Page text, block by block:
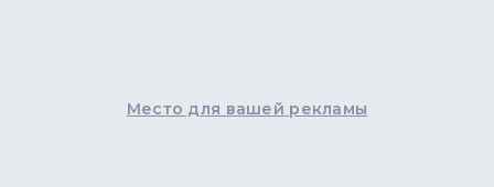
Место для вашей рекламы